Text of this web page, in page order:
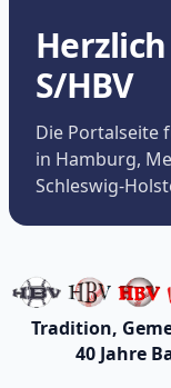
S/HBV
Die Portalseite
in Hamburg,
Schleswig-
Tradition,
40 Jahre